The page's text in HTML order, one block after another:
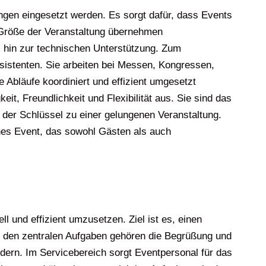
eingesetzt werden. Es sorgt dafür, dass Events
der Veranstaltung übernehmen
zur technischen Unterstützung. Zum
Sie arbeiten bei Messen, Kongressen,
Abläufe koordiniert und effizient umgesetzt
Freundlichkeit und Flexibilität aus. Sie sind das
Schlüssel zu einer gelungenen Veranstaltung.
Event, das sowohl Gästen als auch
und effizient umzusetzen. Ziel ist es, einen
zentralen Aufgaben gehören die Begrüßung und
Im Servicebereich sorgt Eventpersonal für das